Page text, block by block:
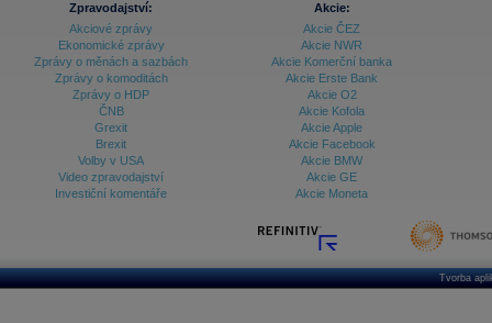
Archiv - Vývoj české koruny
Archiv analýz - Makroukazatele
Ceny průmyslových výrobců - Data a prognózy
Ceny průmyslových výrobců - Graf (ČR)
Ceny průmyslových výrobců - Kalendář (ČR)
Ceny průmyslových výrobců - Zpravodajství
Databanka - Ceny
Zpravodajství:
Akciové zprávy
Ekonomické zprávy
Zprávy o měnách a sazbách
Zprávy o komoditách
Zprávy o HDP
ČNB
Grexit
Brexit
Volby v USA
Video zpravodajství
Investiční komentáře
Akcie:
Akcie ČEZ
Akcie NWR
Akcie Komerční banka
Akcie Erste Bank
Akcie O2
Akcie Kofola
Akcie Apple
Akcie Facebook
Akcie BMW
Akcie GE
Akcie Moneta
Tvorba